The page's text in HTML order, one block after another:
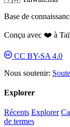
Base de
Conçu avec ❤️ à
CC BY-SA 4.0
Nous soutenir:
Explorer
Récents Explorer
de termes